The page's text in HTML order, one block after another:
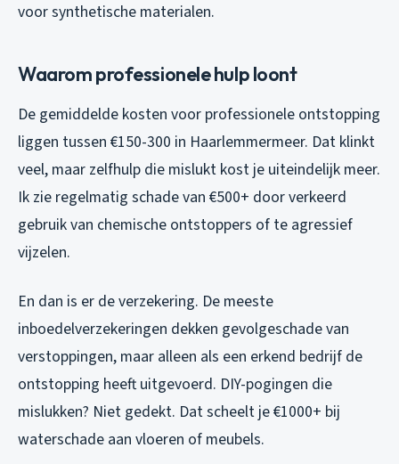
voor synthetische materialen.
Waarom professionele hulp loont
De gemiddelde kosten voor professionele ontstopping
liggen tussen €150-300 in Haarlemmermeer. Dat klinkt
veel, maar zelfhulp die mislukt kost je uiteindelijk meer.
Ik zie regelmatig schade van €500+ door verkeerd
gebruik van chemische ontstoppers of te agressief
vijzelen.
En dan is er de verzekering. De meeste
inboedelverzekeringen dekken gevolgeschade van
verstoppingen, maar alleen als een erkend bedrijf de
ontstopping heeft uitgevoerd. DIY-pogingen die
mislukken? Niet gedekt. Dat scheelt je €1000+ bij
waterschade aan vloeren of meubels.